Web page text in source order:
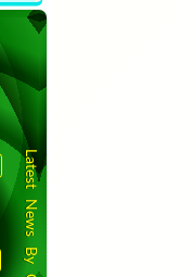
Latest News By Country